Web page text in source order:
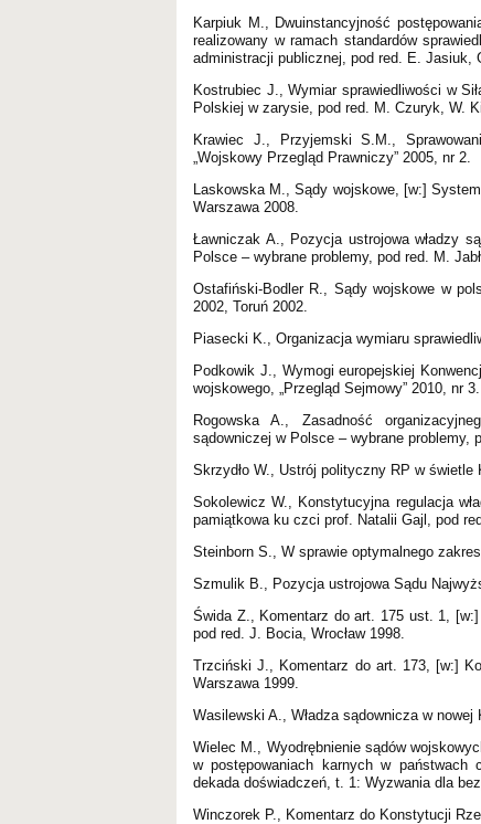
Karpiuk M., Dwuinstancyjność
realizowany w ramach standardów
administracji publicznej, pod red. E. Jasiuk,
Kostrubiec J., Wymiar sprawiedliwości w
Polskiej w zarysie, pod red. M. Czuryk, W.
Krawiec J., Przyjemski S.M.,
„Wojskowy Przegląd Prawniczy” 2005, nr 2.
Laskowska M., Sądy wojskowe, [w:]
Warszawa 2008.
Ławniczak A., Pozycja ustrojowa władzy
Polsce – wybrane problemy, pod red. M.
Ostafiński-Bodler R., Sądy wojskowe w
2002, Toruń 2002.
Piasecki K., Organizacja wymiaru
Podkowik J., Wymogi europejskiej
wojskowego, „Przegląd Sejmowy” 2010, nr 3.
Rogowska A., Zasadność
sądowniczej w Polsce – wybrane problemy,
Skrzydło W., Ustrój polityczny RP w
Sokolewicz W., Konstytucyjna regulacja
pamiątkowa ku czci prof. Natalii Gajl, pod
Steinborn S., W sprawie optymalnego
Szmulik B., Pozycja ustrojowa Sądu
Świda Z., Komentarz do art. 175 ust. 1,
pod red. J. Bocia, Wrocław 1998.
Trzciński J., Komentarz do art. 173, [w:]
Warszawa 1999.
Wasilewski A., Władza sądownicza w nowej
Wielec M., Wyodrębnienie sądów
w postępowaniach karnych w państwach
dekada doświadczeń, t. 1: Wyzwania dla
Winczorek P., Komentarz do Konstytucji